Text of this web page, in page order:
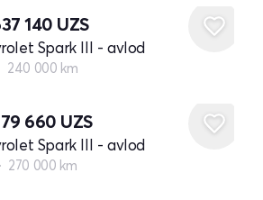
140 UZS
Spark III - avlod
240 000 km
660 UZS
Spark III - avlod
270 000 km